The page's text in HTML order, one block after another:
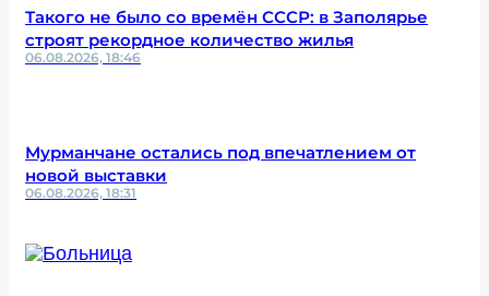
Такого не было со времён СССР: в Заполярье
строят рекордное количество жилья
06.08.2026, 18:46
Мурманчане остались под впечатлением от
новой выставки
06.08.2026, 18:31